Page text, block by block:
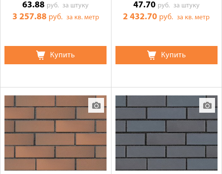
63.88 руб.за штуку
3 257.88 руб. за кв. метр
Купить
47.70 руб. за штуку
2 432.70 руб.за кв. метр
Купить